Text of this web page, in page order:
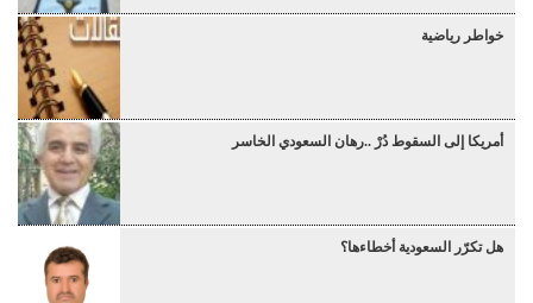
خواطر رياضية
أمريكا إلى السقوط دُرْ ..رهان السعودي الخاسر
هل تكرّر السعودية أخطاءها؟